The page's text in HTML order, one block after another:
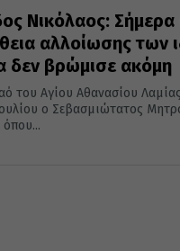
Νικόλαος: Σήμερα
αλλοίωσης των
δεν βρώμισε ακόμη
του Αγίου Αθανασίου
ο Σεβασμιώτατος